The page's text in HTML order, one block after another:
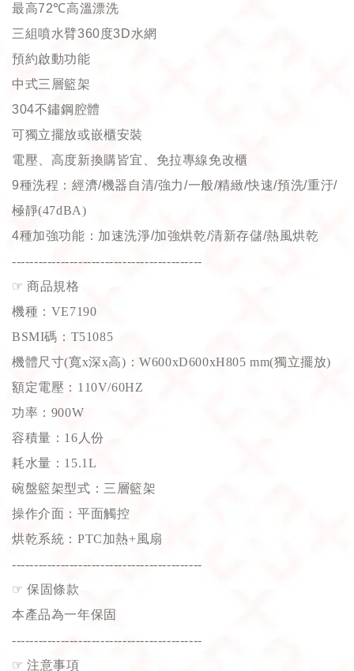
最高72℃高溫漂洗
三組噴水臂360度3D水網
預約啟動功能
中式三層籃架
304不鏽鋼腔體
可獨立擺放或嵌櫃安裝
電壓、高度新換購皆宜、免拉專線免改櫃
9種洗程：經濟/機器自清/強力/一般/精緻/快速/預洗/重汙/
極靜(47dBA)
4種加強功能：加速洗淨/加強烘乾/清新存儲/熱風烘乾
-------------------------------------------
☞ 商品規格
機種：VE7190
BSMI碼：T51085
機體尺寸(寬x深x高)：W600xD600xH805 mm(獨立擺放)
額定電壓：110V/60HZ
功率：900W
容積量：16人份
耗水量：15.1L
碗盤籃架型式：三層籃架
操作介面：平面觸控
烘乾系統：PTC加熱+風扇
-------------------------------------------
☞ 保固條款
本產品為一年保固
-------------------------------------------
☞ 注意事項